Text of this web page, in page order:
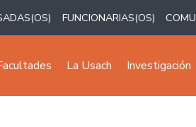
FUNCIONARIAS(OS)
La Usach Investigación